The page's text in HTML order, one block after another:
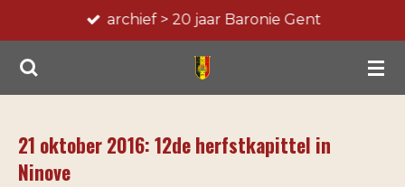
direct
naar
de
archief > 20 jaar Baronie Gent
21 oktober 2016: 12de herfstkapittel in
Ninove